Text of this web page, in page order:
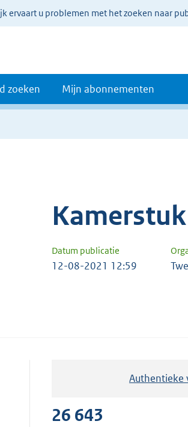
ervaart u problemen met het zoeken naar
zoeken Mijn abonnementen
Kamerstuk
Datum publicatie
12-08-2021 12:59
Authentieke
26 643